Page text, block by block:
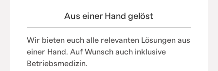
Aus einer Hand gelöst
Wir bieten euch alle relevanten Lösungen aus
einer Hand. Auf Wunsch auch inklusive
Betriebsmedizin.